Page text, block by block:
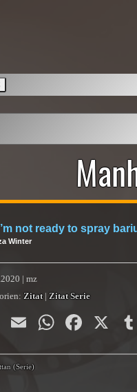
not ready to spray
Winter
| mz
Zitat |Zitat Serie
CopyEmail X
(Serie)